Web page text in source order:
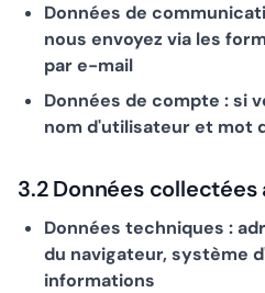
Données de
nous envoyez via les
par e-mail
Données de compte : si
nom d'utilisateur et mot
3.2 Données
Données techniques :
du navigateur, système
informations